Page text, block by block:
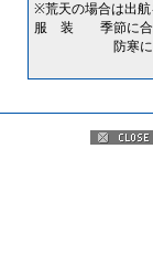
※荒天の場合は出航
服 装 季節に合
防寒にもなり